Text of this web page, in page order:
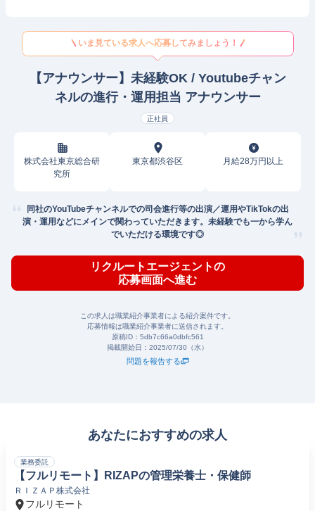
いま見ている求人へ応募してみましょう！
【アナウンサー】未経験OK / Youtubeチャン
ネルの進行・運用担当 アナウンサー
正社員
株式会社東京総合研
究所
東京都渋谷区 月給28万円以上
同社のYouTubeチャンネルでの司会進行等の出演／運用やTikTokの出
演・運用などにメインで関わっていただきます。未経験でも一から学ん
でいただける環境です◎
リクルートエージェントの
応募画面へ進む
この求人は職業紹介事業者による紹介案件です。
応募情報は職業紹介事業者に送信されます。
原稿ID： 5db7c66a0dbfc561
掲載開始日： 2025/07/30（水）
問題を報告する
あなたにおすすめの求人
業務委託
【フルリモート】RIZAPの管理栄養士・保健師
ＲＩＺＡＰ株式会社
フルリモート